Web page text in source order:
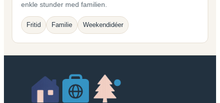
enkle stunder med familien.
Fritid Familie Weekendidéer